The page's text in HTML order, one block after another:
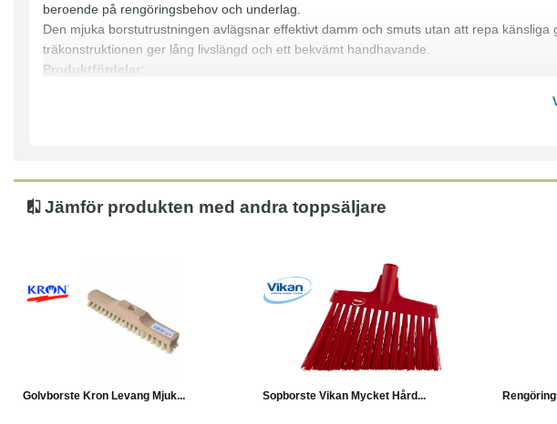
beroende på rengöringsbehov och underlag.
Den mjuka borstutrustningen avlägsnar effektivt damm och smuts utan att repa
träkonstruktionen ger lång livslängd och ett bekvämt handhavande.
Produktfördelar:
● Enkel att använda vid daglig städning
● Laminatgolv
● Kontor och offentliga miljöer
● Skolor och vårdlokaler
● Professionell lokalvård
● Typ: Golvborste / Levang
Jämför produkten med andra toppsäljare
Golvborste Kron Levang Mjuk... Sopborste Vikan Mycket Hård...
Köp Läs mer